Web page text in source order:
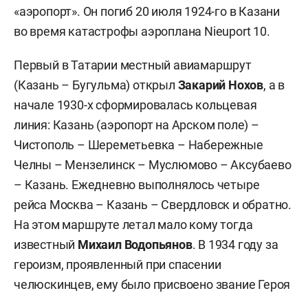
«аэропорт». Он погиб 20 июля 1924-го в Казани
во время катастрофы аэроплана Nieuport 10.
Первый в Татарии местный авиамаршрут
(Казань – Бугульма) открыл Закарий Нохов, а в
начале 1930-х сформировалась кольцевая
линия: Казань (аэропорт на Арском поле) –
Чистополь – Шереметьевка – Набережные
Челны – Мензелинск – Муслюмово – Аксубаево
– Казань. Ежедневно выполнялось четыре
рейса Москва – Казань – Свердловск и обратно.
На этом маршруте летал мало кому тогда
известный Михаил Водопьянов. В 1934 году за
героизм, проявленный при спасении
челюскинцев, ему было присвоено звание Героя